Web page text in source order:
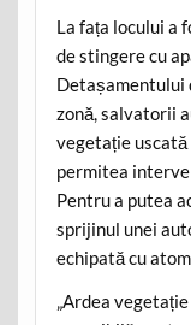
La fața locului a
de stingere cu
Detașamentului
zonă, salvatorii
vegetație
permitea
Pentru a putea
sprijinul unei
echipată cu
„Ardea